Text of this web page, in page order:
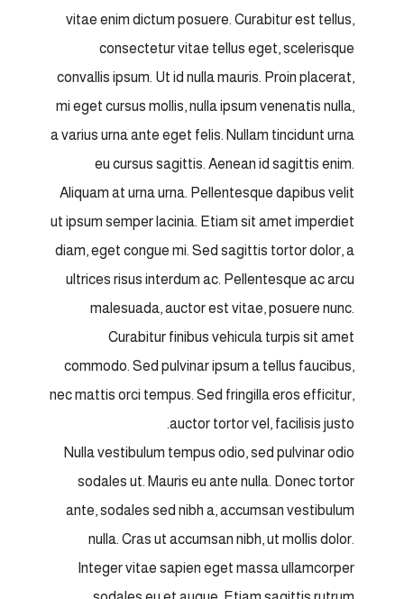
vitae enim dictum posuere. Curabitur est tellus,
consectetur vitae tellus eget, scelerisque
convallis ipsum. Ut id nulla mauris. Proin placerat,
mi eget cursus mollis, nulla ipsum venenatis nulla,
a varius urna ante eget felis. Nullam tincidunt urna
eu cursus sagittis. Aenean id sagittis enim.
Aliquam at urna urna. Pellentesque dapibus velit
ut ipsum semper lacinia. Etiam sit amet imperdiet
diam, eget congue mi. Sed sagittis tortor dolor, a
ultrices risus interdum ac. Pellentesque ac arcu
malesuada, auctor est vitae, posuere nunc.
Curabitur finibus vehicula turpis sit amet
commodo. Sed pulvinar ipsum a tellus faucibus,
nec mattis orci tempus. Sed fringilla eros efficitur,
auctor tortor vel, facilisis justo.
Nulla vestibulum tempus odio, sed pulvinar odio
sodales ut. Mauris eu ante nulla. Donec tortor
ante, sodales sed nibh a, accumsan vestibulum
nulla. Cras ut accumsan nibh, ut mollis dolor.
Integer vitae sapien eget massa ullamcorper